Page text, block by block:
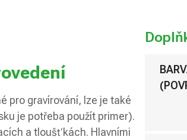
pro gravírování, lze je také
je potřeba použít primer).
a tloušťkách. Hlavními